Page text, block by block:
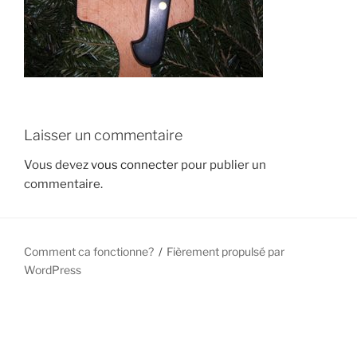
Laisser un commentaire
Vous devezvous connecter pour publier un
commentaire.
Comment ca fonctionne?
Fièrement propulsé par
WordPress